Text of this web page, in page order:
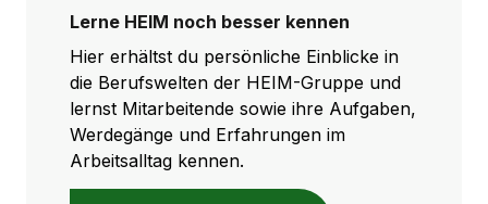
Lerne HEIM noch besser kennen
Hier erhältst du persönliche Einblicke in
die Berufswelten der HEIM-Gruppe und
lernst Mitarbeitende sowie ihre Aufgaben,
Werdegänge und Erfahrungen im
Arbeitsalltag kennen.